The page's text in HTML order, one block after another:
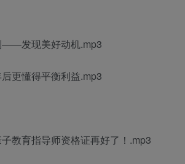
——发现美好动机.mp3
更懂得平衡利益.mp3
教育指导师资格证再好了！.mp3